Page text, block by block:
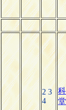
2 3
4
堂